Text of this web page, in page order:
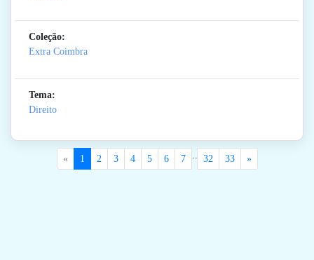
Coleção:
Extra Coimbra
Tema:
Direito
« 1 2 3 4 5 6 7 .. 32 33 »